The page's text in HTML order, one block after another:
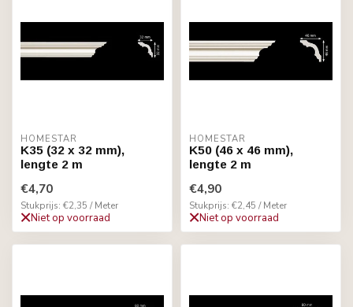
HOMESTAR
K35 (32 x 32 mm),
lengte 2 m
€4,70
Stukprijs: €2,35 / Meter
Niet op voorraad
HOMESTAR
K50 (46 x 46 mm),
lengte 2 m
€4,90
Stukprijs: €2,45 / Meter
Niet op voorraad